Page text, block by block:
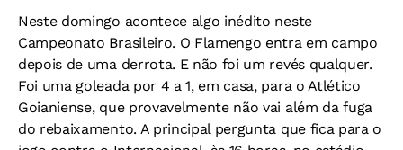
Neste domingo acontece algo inédito neste
Campeonato Brasileiro. O Flamengo entra em campo
depois de uma derrota. E não foi um revés qualquer.
Foi uma goleada por 4 a 1, em casa, para o Atlético
Goianiense, que provavelmente não vai além da fuga
do rebaixamento. A principal pergunta que fica para o